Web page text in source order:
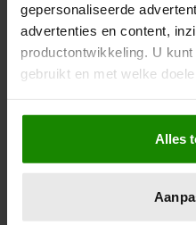
gepersonaliseerde
advertenties en content,
productontwikkeling. U
gebruikt en met welke
Als u het toestaat, willen
Informatie
locatie, die tot een
scannen op specifieke
Alles